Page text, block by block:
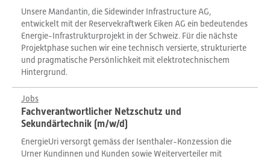
Unsere Mandantin, die Sidewinder Infrastructure AG,
entwickelt mit der Reservekraftwerk Eiken AG ein bedeutendes
Energie-Infrastrukturprojekt in der Schweiz. Für die nächste
Projektphase suchen wir eine technisch versierte, strukturierte
und pragmatische Persönlichkeit mit elektrotechnischem
Hintergrund.
Jobs
Fachverantwortlicher Netzschutz und
Sekundärtechnik (m/w/d)
EnergieUri versorgt gemäss der Isenthaler-Konzession die
Urner Kundinnen und Kunden sowie Weiterverteiler mit